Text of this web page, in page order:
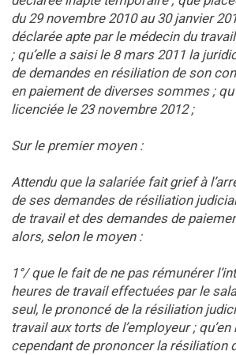
du 29 novembre 2010 au 30 janvier
déclarée apte par le médecin du
; qu’elle a saisi le 8 mars 2011 la
de demandes en résiliation de son
en paiement de diverses sommes ;
licenciée le 23 novembre 2012 ;
Sur le premier moyen :
Attendu que la salariée fait grief à
de ses demandes de résiliation
de travail et des demandes de
alors, selon le moyen :
1°/ que le fait de ne pas rémunérer
heures de travail effectuées par le
seul, le prononcé de la résiliation
travail aux torts de l’employeur ;
cependant de prononcer la résiliation